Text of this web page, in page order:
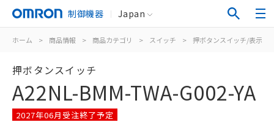
制御機器 Japan
ホーム > 商品情報 > 商品カテゴリ > スイッチ > 押ボタンスイッチ/表示灯
押ボタンスイッチ
A22NL-BMM-TWA-G002-YA
2027年06月受注終了予定